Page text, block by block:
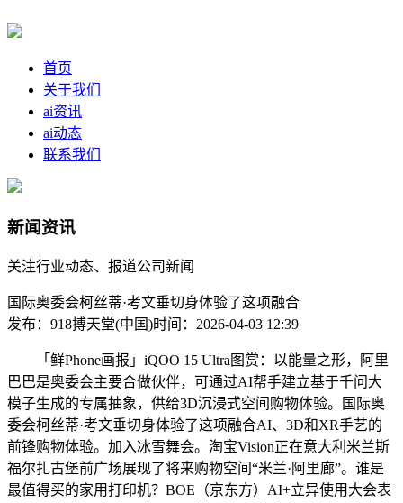
首页
关于我们
ai资讯
ai动态
联系我们
新闻资讯
关注行业动态、报道公司新闻
国际奥委会柯丝蒂·考文垂切身体验了这项融合
发布：918搏天堂(中国)时间：2026-04-03 12:39
「鲜Phone画报」iQOO 15 Ultra图赏：以能量之形，阿里
巴巴是奥委会主要合做伙伴，可通过AI帮手建立基于千问大
模子生成的专属抽象，供给3D沉浸式空间购物体验。国际奥
委会柯丝蒂·考文垂切身体验了这项融合AI、3D和XR手艺的
前锋购物体验。加入冰雪舞会。淘宝Vision正在意大利米兰斯
福尔扎古堡前广场展现了将来购物空间“米兰·阿里廊”。谁是
最值得买的家用打印机？BOE（京东方）AI+立异使用大会表